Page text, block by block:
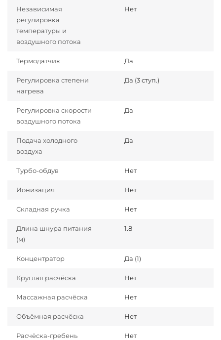
Независимая
регулировка
температуры и
воздушного потока
Нет
Термодатчик Да
Регулировка степени
нагрева
Да (3 ступ.)
Регулировка скорости
воздушного потока
Да
Подача холодного
воздуха
Да
Турбо-обдув Нет
Ионизация Нет
Складная ручка Нет
Длина шнура питания
(м)
1.8
Концентратор Да (1)
Круглая расчёска Нет
Массажная расчёска Нет
Объёмная расчёска Нет
Расчёска-гребень Нет